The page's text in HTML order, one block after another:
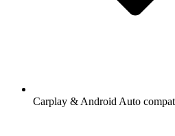
Carplay & Android Auto